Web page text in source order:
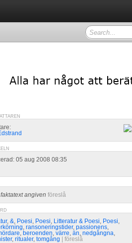
05 aug 2008 08:35
angiven föreslå
, &, Poesi, Poesi, Litteratur & Poesi, Poesi,
, ransoneringstider, passionens,
, beroenden, värre, än, nedgångna,
, ritualer, tomgång föreslå